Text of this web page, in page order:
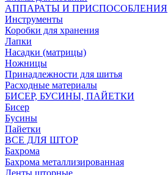
АППАРАТЫ И ПРИСПОСОБЛЕНИЯ
Инструменты
Коробки для хранения
Лапки
Насадки (матрицы)
Ножницы
Принадлежности для шитья
Расходные материалы
БИСЕР, БУСИНЫ, ПАЙЕТКИ
Бисер
Бусины
Пайетки
ВСЕ ДЛЯ ШТОР
Бахрома
Бахрома металлизированная
Ленты шторные